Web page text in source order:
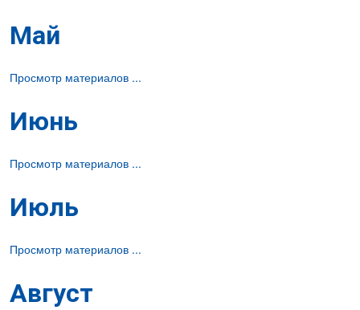
Май
Просмотр материалов ...
Июнь
Просмотр материалов ...
Июль
Просмотр материалов ...
Август